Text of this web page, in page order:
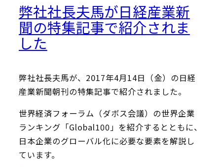
弊社社長夫馬が日経産業新
聞の特集記事で紹介されま
した
弊社社長夫馬が、2017年4月14日（金）の日経
産業新聞朝刊の特集記事で紹介されました。
世界経済フォーラム（ダボス会議）の世界企業
ランキング「Global100」を紹介するとともに、
日本企業のグローバル化に必要な要素を解説し
ています。